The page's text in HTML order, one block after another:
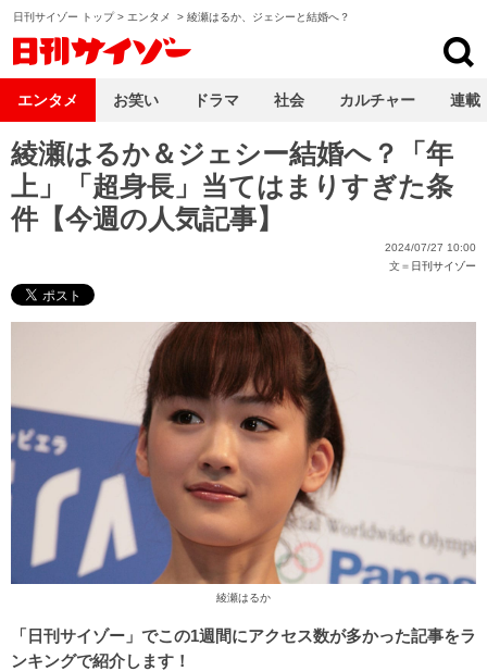
日刊サイゾー トップ> エンタメ > 綾瀬はるか、ジェシーと結婚へ？
綾瀬はるか＆ジェシー結婚へ？「年
上」「超身長」当てはまりすぎた条
件【今週の人気記事】
2024/07/27 10:00
文＝ 日刊サイゾー
綾瀬はるか
「日刊サイゾー」でこの1週間にアクセス数が多かった記事をラ
ンキングで紹介します！
エンタメ お笑い ドラマ 社会 カルチャー 連載